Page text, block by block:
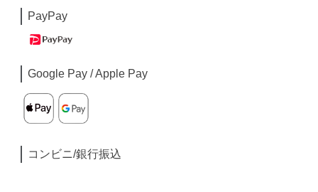
PayPay
Google Pay / Apple Pay
コンビニ/銀行振込